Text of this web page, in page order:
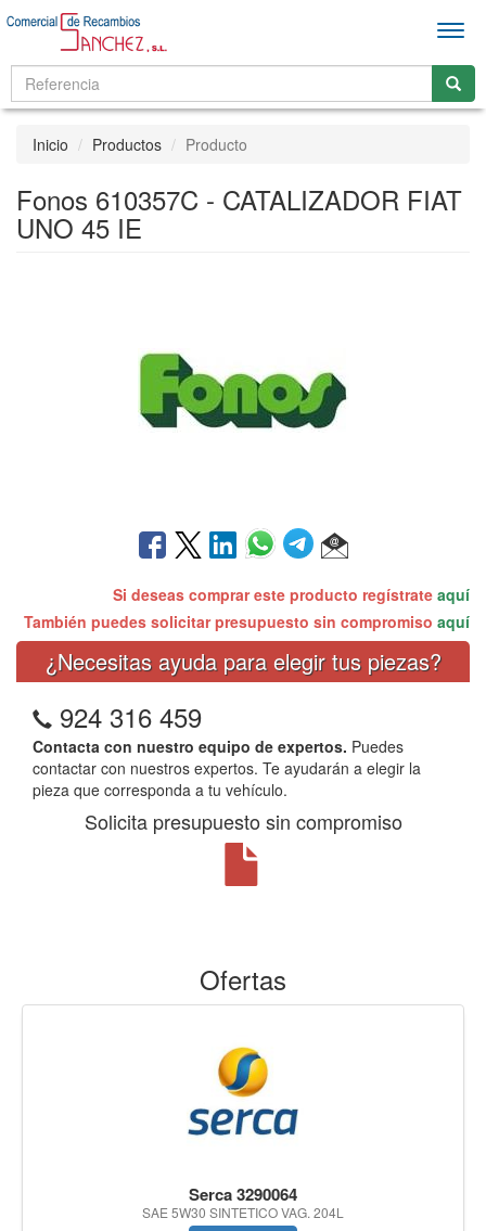
Inicio Productos Producto
Fonos 610357C - CATALIZADOR FIAT
UNO 45 IE
Si deseas comprar este producto regístrate aquí
También puedes solicitar presupuesto sin compromiso aquí
¿Necesitas ayuda para elegir tus piezas?
924 316 459
Contacta con nuestro equipo de expertos. Puedes
contactar con nuestros expertos. Te ayudarán a elegir la
pieza que corresponda a tu vehículo.
Solicita presupuesto sin compromiso
Ofertas
Serca 3290064
SAE 5W30 SINTETICO VAG. 204L